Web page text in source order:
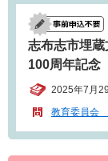
志布志市埋
100周年記
2025年7月
教育委員会